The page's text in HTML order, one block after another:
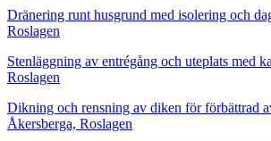
Dränering runt husgrund med isolering och
Roslagen
Stenläggning av entrégång och uteplats med
Roslagen
Dikning och rensning av diken för förbättrad
Åkersberga, Roslagen